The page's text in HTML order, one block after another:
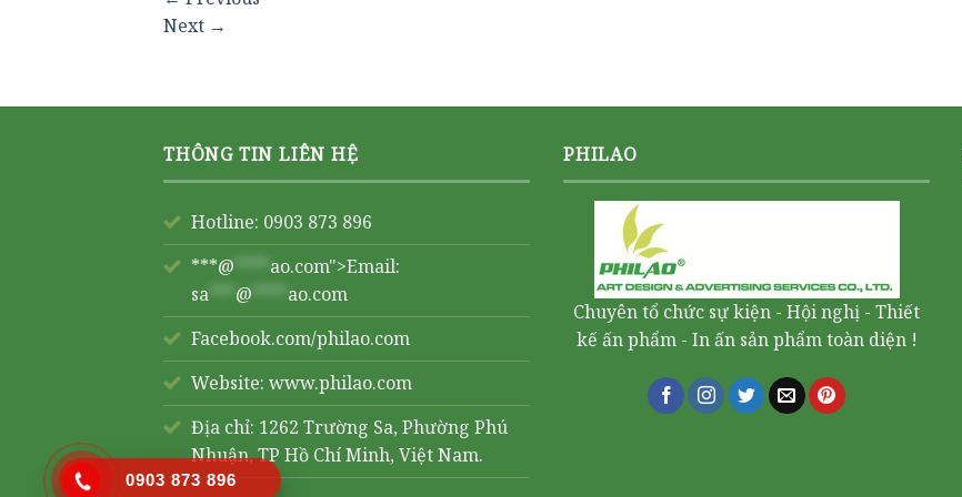
Next →
THÔNG TIN LIÊN HỆ
Hotline: 0903 873 896
***@ **** ao.com">Email:
sa *** @ **** ao.com
Facebook.com/philao.com
Website: www.philao.com
Địa chỉ: 1262 Trường Sa, Phường Phú
Nhuận, TP Hồ Chí Minh, Việt Nam.
PHILAO
Chuyên tổ chức sự kiện - Hội nghị - Thiết
kế ấn phẩm - In ấn sản phẩm toàn diện !
0903 873 896